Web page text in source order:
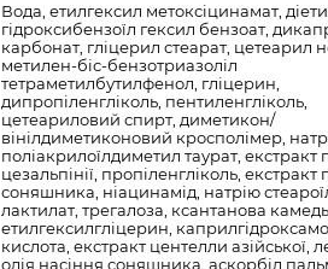
Вода, етилгексил метоксіцинамат,
гідроксибензоїл гексил бензоат,
карбонат, гліцерил стеарат, цетеарил
метилен-біс-бензотриазоліл
тетраметилбутилфенол, гліцерин,
дипропіленгліколь, пентиленгліколь,
цетеариловий спирт, диметикон/
вінілдиметиконовий кросполімер,
поліакрилоїлдиметил таурат, екстракт
цезальпінії, пропіленгліколь, екстракт
соняшника, ніацинамід, натрію
лактилат, трегалоза, ксантанова камедь,
етилгексилгліцерин,
кислота, екстракт центелли азійської,
олія насіння соняшника, аскорбіл